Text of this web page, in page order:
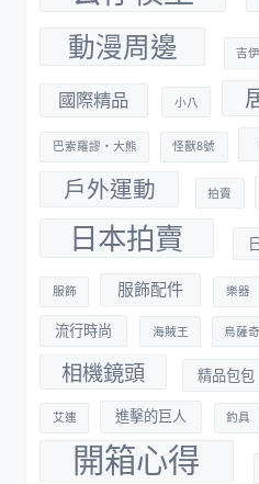
動漫周邊
吉
國際精品 小八
巴索羅謬・大熊 怪獸8號
戶外運動 拍賣
日本拍賣
服飾 服飾配件 樂器
流行時尚 海賊王 烏薩奇
相機鏡頭 精品包包
艾連 進擊的巨人 釣具
開箱心得